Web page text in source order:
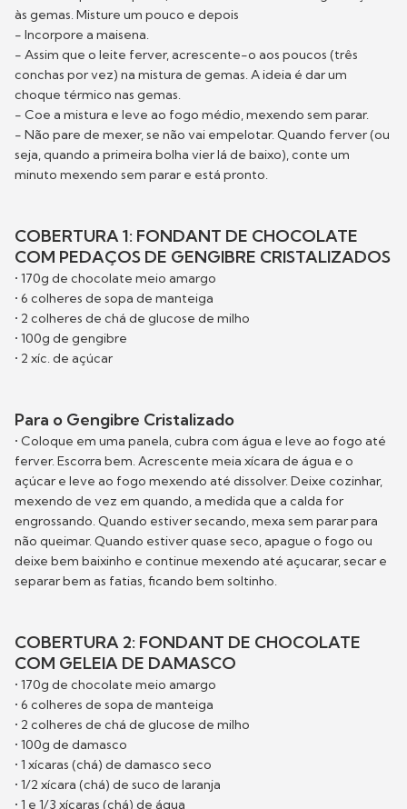
às gemas. Misture um pouco e depois
- Incorpore a maisena.
- Assim que o leite ferver, acrescente-o aos poucos (três
conchas por vez) na mistura de gemas. A ideia é dar um
choque térmico nas gemas.
- Coe a mistura e leve ao fogo médio, mexendo sem parar.
- Não pare de mexer, se não vai empelotar. Quando ferver (ou
seja, quando a primeira bolha vier lá de baixo), conte um
minuto mexendo sem parar e está pronto.
COBERTURA 1: FONDANT DE CHOCOLATE
COM PEDAÇOS DE GENGIBRE CRISTALIZADOS
• 170g de chocolate meio amargo
• 6 colheres de sopa de manteiga
• 2 colheres de chá de glucose de milho
• 100g de gengibre
• 2 xíc. de açúcar
Para o Gengibre Cristalizado
• Coloque em uma panela, cubra com água e leve ao fogo até
ferver. Escorra bem. Acrescente meia xícara de água e o
açúcar e leve ao fogo mexendo até dissolver. Deixe cozinhar,
mexendo de vez em quando, a medida que a calda for
engrossando. Quando estiver secando, mexa sem parar para
não queimar. Quando estiver quase seco, apague o fogo ou
deixe bem baixinho e continue mexendo até açucarar, secar e
separar bem as fatias, ficando bem soltinho.
COBERTURA 2: FONDANT DE CHOCOLATE
COM GELEIA DE DAMASCO
• 170g de chocolate meio amargo
• 6 colheres de sopa de manteiga
• 2 colheres de chá de glucose de milho
• 100g de damasco
• 1 xícaras (chá) de damasco seco
• 1/2 xícara (chá) de suco de laranja
• 1 e 1/3 xícaras (chá) de água